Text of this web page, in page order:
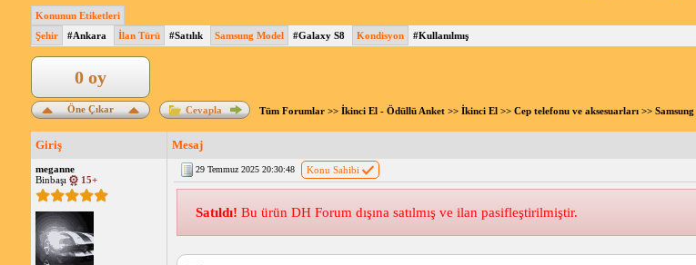
Konunun Etiketleri
Şehir
#Ankara İlan Türü #Satılık Samsung Model #Galaxy S8 Kondisyon #Kullanılmış
Öne Çıkar
0 oy
Cevapla Tüm Forumlar>> İkinci El - Ödüllü Anket>> İkinci El>> Cep telefonu ve aksesuarları>> Samsung
Giriş Mesaj
meganne
Binbaşı
15+
29 Temmuz 2025 20:30:48 Konu Sahibi
Satıldı! Bu ürün DH Forum dışına satılmış ve ilan pasifleştirilmiştir.